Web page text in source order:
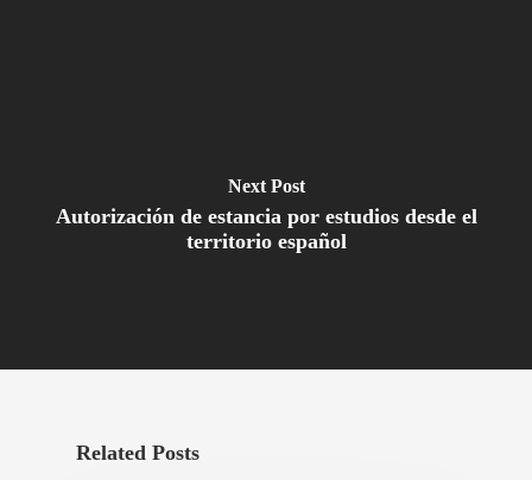
Next Post
Autorización de estancia por estudios desde el
territorio español
Related Posts